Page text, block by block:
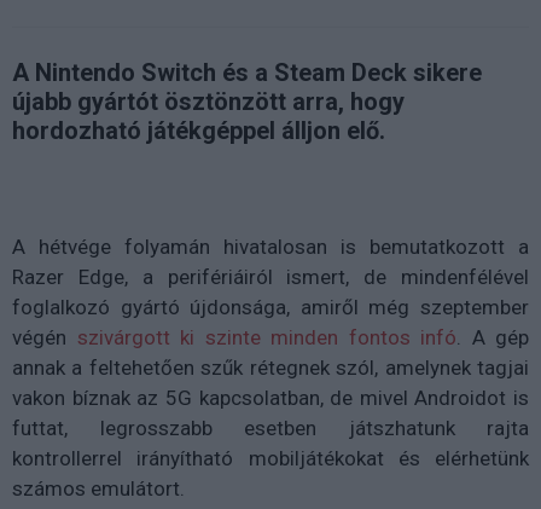
A Nintendo Switch és a Steam Deck sikere
újabb gyártót ösztönzött arra, hogy
hordozható játékgéppel álljon elő.
A hétvége folyamán hivatalosan is bemutatkozott a
Razer Edge, a perifériáiról ismert, de mindenfélével
foglalkozó gyártó újdonsága, amiről még szeptember
végén szivárgott ki szinte minden fontos infó . A gép
annak a feltehetően szűk rétegnek szól, amelynek tagjai
vakon bíznak az 5G kapcsolatban, de mivel Androidot is
futtat, legrosszabb esetben játszhatunk rajta
kontrollerrel irányítható mobiljátékokat és elérhetünk
számos emulátort.